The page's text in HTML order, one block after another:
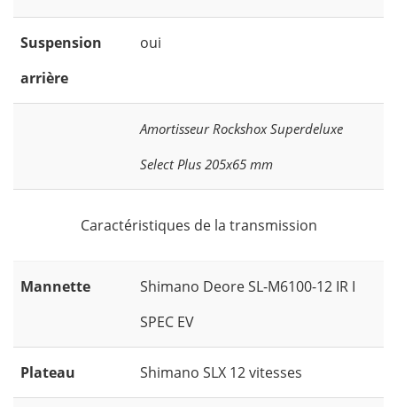
Suspension
arrière
oui
Amortisseur Rockshox Superdeluxe
Select Plus 205x65 mm
Caractéristiques de la transmission
Mannette
Shimano Deore SL-M6100-12 IR I
SPEC EV
Plateau Shimano SLX 12 vitesses